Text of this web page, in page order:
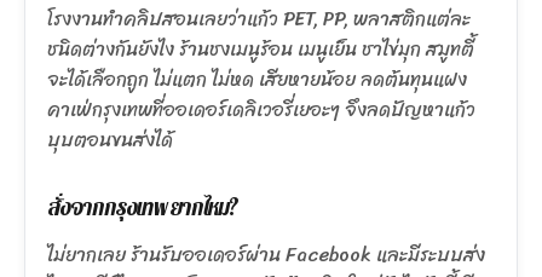
โรงงานทำคลิปสอนเลยว่าแก้ว PET, PP, พลาสติกแต่ละ
ชนิดต่างกันยังไง ร้านชงเมนูร้อน เมนูเย็น ชาไข่มุก สมูทตี้
จะได้เลือกถูก ไม่แตก ไม่หด เสียหายน้อย ลดต้นทุนแฝง
คาเฟ่กรุงเทพที่ออเดอร์เดลิเวอรี่เยอะๆ จึงลดปัญหาแก้ว
บุบตอนขนส่งได้
สั่งจากกรุงเทพ ยากไหม?
ไม่ยากเลย ร้านรับออเดอร์ผ่าน Facebook และมีระบบส่ง